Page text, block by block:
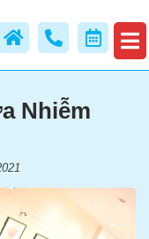
Nhiễm
Nhiễm